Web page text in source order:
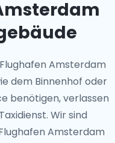
Amsterdam
dem Binnenhof oder
benötigen, verlassen
Wir sind
Amsterdam